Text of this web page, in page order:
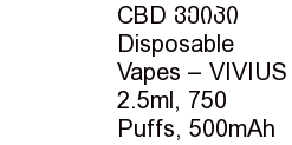
CBD ვეიპი
Disposable
Vapes – VIVIUS
2.5ml, 750
Puffs, 500mAh